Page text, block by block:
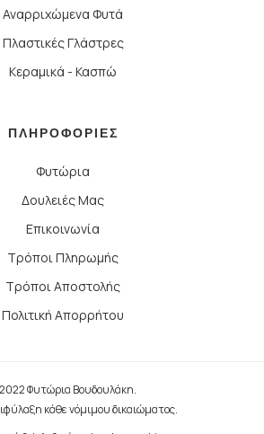
Αναρριχώμενα Φυτά
Πλαστικές Γλάστρες
Κεραμικά - Κασπώ
ΠΛΗΡΟΦΟΡΙΕΣ
Φυτώρια
Δουλειές Μας
Επικοινωνία
Τρόποι Πληρωμής
Τρόποι Αποστολής
Πολιτική Απορρήτου
Φυτώρια Βουδουλάκη.
κάθε νόμιμου δικαιώματος.